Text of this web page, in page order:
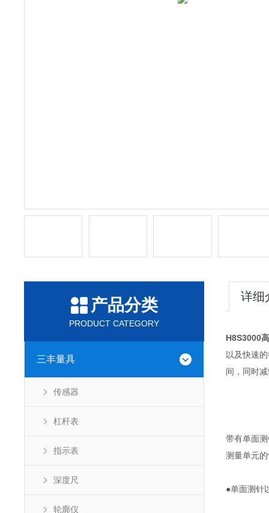
产品分类
PRODUCT CATEGORY
三丰量具
传感器
杠杆表
指示表
深度尺
轮廓仪
详细
H8S3000
以及快速
间，同时
带有单面
测量单元
●单面测针